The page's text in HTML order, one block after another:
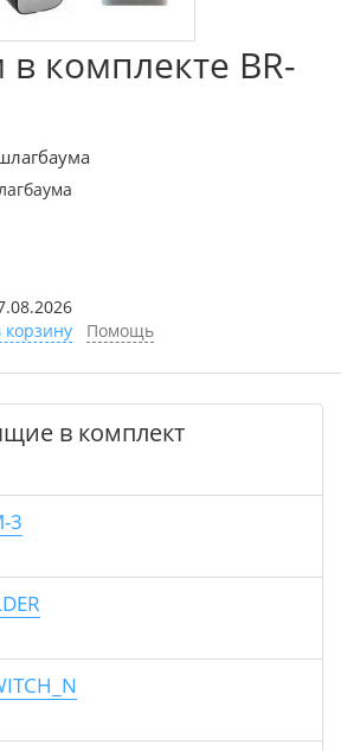
комплекте BR-
корзину
Помощь
в комплект
3